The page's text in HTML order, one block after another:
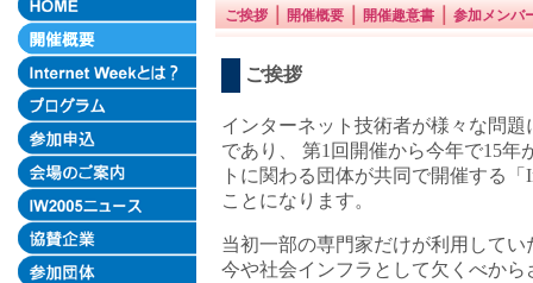
ご挨拶｜開催概要 ｜開催趣意書 ｜参加メンバ
ご挨拶
インターネット技術者が様々な問
であり、 第1回開催から今年で15
トに関わる団体が共同で開催する
ことになります。
当初一部の専門家だけが利用して
今や社会インフラとして欠くべか